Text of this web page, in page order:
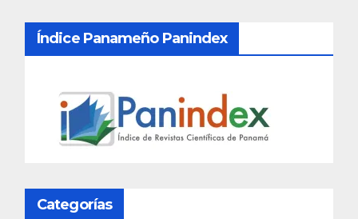
Índice Panameño Panindex
Categorías